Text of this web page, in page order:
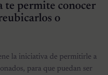
te permite conocer
o
la iniciativa de permitirle a
para que puedan ser